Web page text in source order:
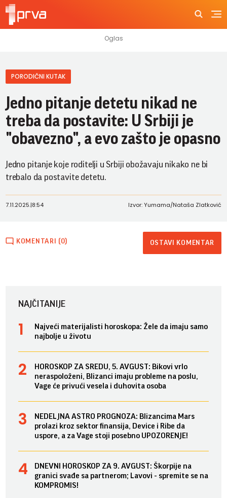
PORODIČNI KUTAK
Jedno pitanje detetu nikad ne
treba da postavite: U Srbiji je
"obavezno", a evo zašto je opasno
Jedno pitanje koje roditelji u Srbiji obožavaju nikako ne bi
trebalo da postavite detetu.
7.11.2025.|8:54 Izvor: Yumama/Nataša Zlatković
KOMENTARI (0) OSTAVI KOMENTAR
NAJČITANIJE
Najveći materijalisti horoskopa: Žele da imaju samo
najbolje u životu
HOROSKOP ZA SREDU, 5. AVGUST: Bikovi vrlo
neraspoloženi, Blizanci imaju probleme na poslu,
Vage će privući vesela i duhovita osoba
NEDELJNA ASTRO PROGNOZA: Blizancima Mars
prolazi kroz sektor finansija, Device i Ribe da
uspore, a za Vage stoji posebno UPOZORENJE!
DNEVNI HOROSKOP ZA 9. AVGUST: Škorpije na
granici svađe sa partnerom; Lavovi - spremite se na
KOMPROMIS!